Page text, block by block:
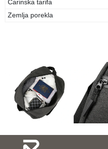
Carinska tarifa
Zemlja porekla